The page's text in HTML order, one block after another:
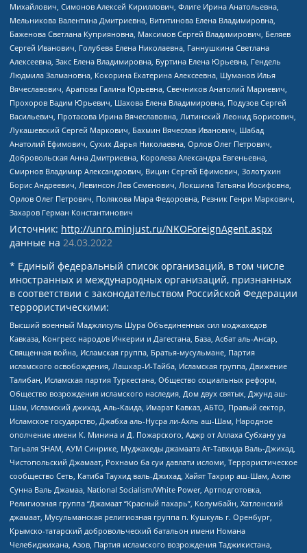
Михайлович, Симонов Алексей Кириллович, Флиге Ирина Анатольевна,
Мельникова Валентина Дмитриевна, Вититинова Елена Владимировна,
Баженова Светлана Куприяновна, Максимов Сергей Владимирович, Беляев
Сергей Иванович, Голубева Елена Николаевна, Ганнушкина Светлана
Алексеевна, Закс Елена Владимировна, Буртина Елена Юрьевна, Гендель
Людмила Залмановна, Кокорина Екатерина Алексеевна, Шуманов Илья
Вячеславович, Арапова Галина Юрьевна, Свечников Анатолий Мариевич,
Прохоров Вадим Юрьевич, Шахова Елена Владимировна, Подузов Сергей
Васильевич, Протасова Ирина Вячеславовна, Литинский Леонид Борисович,
Лукашевский Сергей Маркович, Бахмин Вячеслав Иванович, Шабад
Анатолий Ефимович, Сухих Дарья Николаевна, Орлов Олег Петрович,
Добровольская Анна Дмитриевна, Королева Александра Евгеньевна,
Смирнов Владимир Александрович, Вицин Сергей Ефимович, Золотухин
Борис Андреевич, Левинсон Лев Семенович, Локшина Татьяна Иосифовна,
Орлов Олег Петрович, Полякова Мара Федоровна, Резник Генри Маркович,
Захаров Герман Константинович
Источник: http://unro.minjust.ru/NKOForeignAgent.aspx
данные на 24.03.2022
* Единый федеральный список организаций, в том числе
иностранных и международных организаций, признанных
в соответствии с законодательством Российской Федерации
террористическими:
Высший военный Маджлисуль Шура Объединенных сил моджахедов
Кавказа, Конгресс народов Ичкерии и Дагестана, База, Асбат аль-Ансар,
Священная война, Исламская группа, Братья-мусульмане, Партия
исламского освобождения, Лашкар-И-Тайба, Исламская группа, Движение
Талибан, Исламская партия Туркестана, Общество социальных реформ,
Общество возрождения исламского наследия, Дом двух святых, Джунд аш-
Шам, Исламский джихад, Аль-Каида, Имарат Кавказ, АБТО, Правый сектор,
Исламское государство, Джабха аль-Нусра ли-Ахль аш-Шам, Народное
ополчение имени К. Минина и Д. Пожарского, Аджр от Аллаха Субхану уа
Тагьаля SHAM, АУМ Синрике, Муджахеды джамаата Ат-Тавхида Валь-Джихад,
Чистопольский Джамаат, Рохнамо ба суи давлати исломи, Террористическое
сообщество Сеть, Катиба Таухид валь-Джихад, Хайят Тахрир аш-Шам, Ахлю
Сунна Валь Джамаа, National Socialism/White Power, Артподготовка,
Религиозная группа “Джамаат “Красный пахарь”, Колумбайн, Хатлонский
джамаат, Мусульманская религиозная группа п. Кушкуль г. Оренбург,
Крымско-татарский добровольческий батальон имени Номана
Челебиджихана, Азов, Партия исламского возрождения Таджикистана,